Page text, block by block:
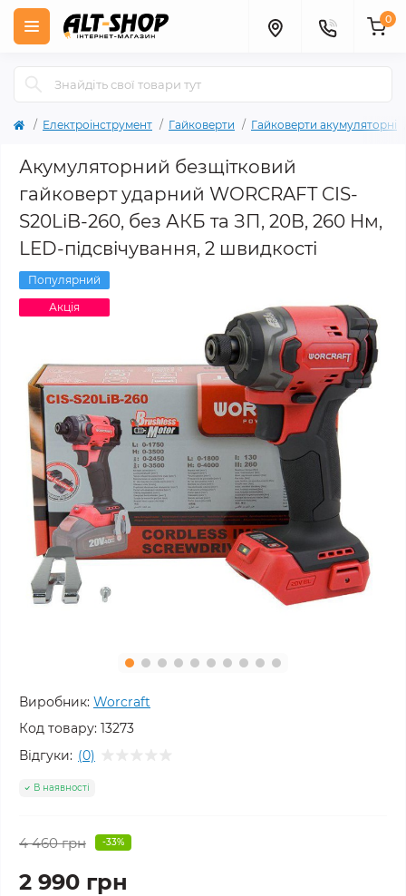
0
Електроінструмент Гайковерти Гайковерти акумуляторні
Акумуляторний безщітковий
гайковерт ударний WORCRAFT CIS-
S20LiB-260, без АКБ та ЗП, 20В, 260 Нм,
LED-підсвічування, 2 швидкості
Популярний
Акція
Виробник: Worcraft
Код товару: 13273
Відгуки: (0)
В наявності
4 460 грн -33%
2 990 грн